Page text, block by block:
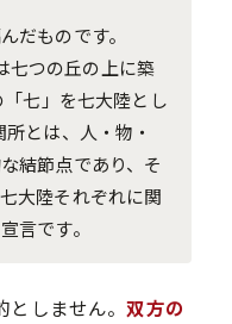
だものです。
つの丘の上に築
七」を七大陸とし
とは、人・物・
結節点であり、そ
大陸それぞれに関
言です。
としません。双方の